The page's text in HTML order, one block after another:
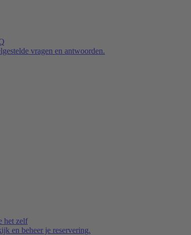
vragen en antwoorden.
het zelf
en beheer je reservering.